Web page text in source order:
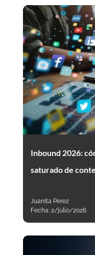
Inbound 2026:
saturado de
Juanita Perez
Fecha: 2/julio/2026